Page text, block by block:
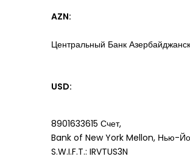
AZN:
Центральный Банк
USD:
8901633615 Счет,
Bank of New York Mellon, Нью-
S.W.I.F.T.: IRVTUS3N